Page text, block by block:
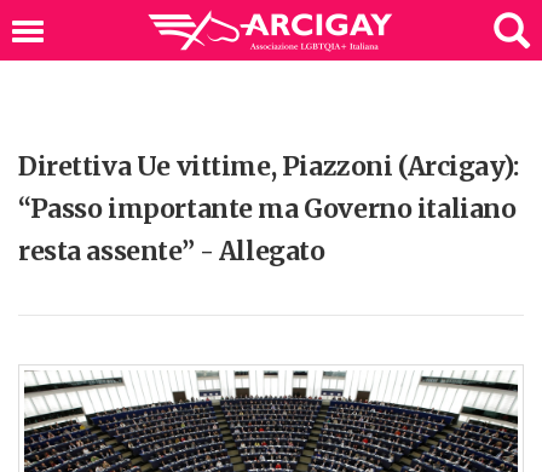
Direttiva Ue vittime, Piazzoni (Arcigay):
“Passo importante ma Governo italiano
resta assente” - Allegato